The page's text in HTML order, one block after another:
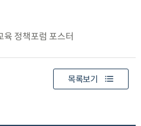
육 정책포럼 포스터
목록보기